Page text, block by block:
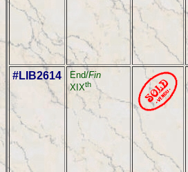
#LIB2614 End/Fin
XIXth